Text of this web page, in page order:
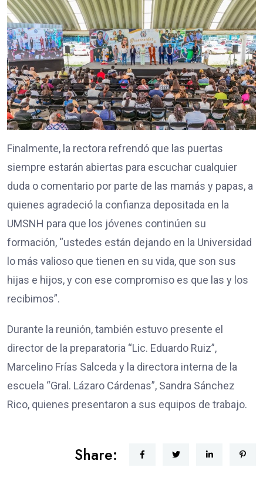
Finalmente, la rectora refrendó que las puertas
siempre estarán abiertas para escuchar cualquier
duda o comentario por parte de las mamás y papas, a
quienes agradeció la confianza depositada en la
UMSNH para que los jóvenes continúen su
formación, “ustedes están dejando en la Universidad
lo más valioso que tienen en su vida, que son sus
hijas e hijos, y con ese compromiso es que las y los
recibimos”.
Durante la reunión, también estuvo presente el
director de la preparatoria “Lic. Eduardo Ruiz”,
Marcelino Frías Salceda y la directora interna de la
escuela “Gral. Lázaro Cárdenas”, Sandra Sánchez
Rico, quienes presentaron a sus equipos de trabajo.
Share: